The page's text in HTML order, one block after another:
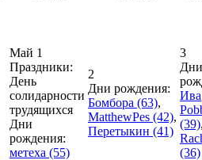
Май 1
Праздники:
День
солидарности
трудящихся
Дни
рождения:
метеха (55)
2
Дни рождения:
Бомбора (63),
MatthewPes (42),
Перетыкин (41)
3
Дни
Ива
(39)
(36)